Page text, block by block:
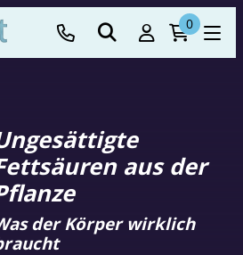
0
aus der
der Körper wirklich